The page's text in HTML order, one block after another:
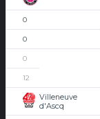
0
0
0
12
Villeneuve
d'Ascq